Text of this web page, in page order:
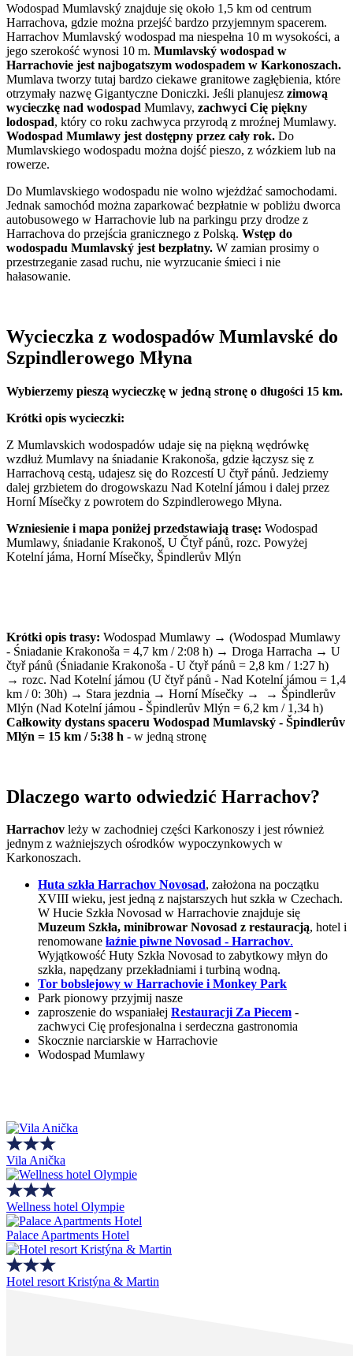
Wodospad Mumlavský znajduje się około 1,5 km od centrum
Harrachova, gdzie można przejść bardzo przyjemnym spacerem.
Harrachov Mumlavský wodospad ma niespełna 10 m wysokości, a
jego szerokość wynosi 10 m. Mumlavský wodospad w
Harrachovie jest najbogatszym wodospadem w Karkonoszach.
Mumlava tworzy tutaj bardzo ciekawe granitowe zagłębienia, które
otrzymały nazwę Gigantyczne Doniczki. Jeśli planujesz zimową
wycieczkę nad wodospad Mumlavy, zachwyci Cię piękny
lodospad, który co roku zachwyca przyrodą z mroźnej Mumlawy.
Wodospad Mumlawy jest dostępny przez cały rok. Do
Mumlavskiego wodospadu można dojść pieszo, z wózkiem lub na
rowerze.
Do Mumlavskiego wodospadu nie wolno wjeżdżać samochodami.
Jednak samochód można zaparkować bezpłatnie w pobliżu dworca
autobusowego w Harrachovie lub na parkingu przy drodze z
Harrachova do przejścia granicznego z Polską. Wstęp do
wodospadu Mumlavský jest bezpłatny. W zamian prosimy o
przestrzeganie zasad ruchu, nie wyrzucanie śmieci i nie
hałasowanie.
Wycieczka z wodospadów Mumlavské do
Szpindlerowego Młyna
Wybierzemy pieszą wycieczkę w jedną stronę o długości 15 km.
Krótki opis wycieczki:
Z Mumlavskich wodospadów udaje się na piękną wędrówkę
wzdłuż Mumlavy na śniadanie Krakonoša, gdzie łączysz się z
Harrachovą cestą, udajesz się do Rozcestí U čtyř pánů. Jedziemy
dalej grzbietem do drogowskazu Nad Kotelní jámou i dalej przez
Horní Mísečky z powrotem do Szpindlerowego Młyna.
Wzniesienie i mapa poniżej przedstawiają trasę: Wodospad
Mumlawy, śniadanie Krakonoš, U Čtyř pánů, rozc. Powyżej
Kotelní jáma, Horní Mísečky, Špindlerův Mlýn
Krótki opis trasy: Wodospad Mumlawy → (Wodospad Mumlawy
- Śniadanie Krakonoša = 4,7 km / 2:08 h) → Droga Harracha → U
čtyř pánů (Śniadanie Krakonoša - U čtyř pánů = 2,8 km / 1:27 h)
→ rozc. Nad Kotelní jámou (U čtyř pánů - Nad Kotelní jámou = 1,4
km / 0: 30h) → Stara jezdnia → Horní Mísečky →
→ Špindlerův
Mlýn (Nad Kotelní jámou - Špindlerův Mlýn = 6,2 km / 1,34 h)
Całkowity dystans spaceru Wodospad Mumlavský - Špindlerův
Mlýn = 15 km / 5:38 h - w jedną stronę
Dlaczego warto odwiedzić Harrachov?
Harrachov leży w zachodniej części Karkonoszy i jest również
jednym z ważniejszych ośrodków wypoczynkowych w
Karkonoszach.
Huta szkła Harrachov Novosad, założona na początku
XVIII wieku, jest jedną z najstarszych hut szkła w Czechach.
W Hucie Szkła Novosad w Harrachovie znajduje się
Muzeum Szkła, minibrowar Novosad z restauracją, hotel i
renomowane łaźnie piwne Novosad - Harrachov.
Wyjątkowość Huty Szkła Novosad to zabytkowy młyn do
szkła, napędzany przekładniami i turbiną wodną.
Tor bobslejowy w Harrachovie i Monkey Park
Park pionowy przyjmij nasze
zaproszenie do wspaniałej Restauracji Za Piecem -
zachwyci Cię profesjonalna i serdeczna gastronomia
Skocznie narciarskie w Harrachovie
Wodospad Mumlawy
Vila Anička
Wellness hotel Olympie
Palace Apartments Hotel
Hotel resort Kristýna & Martin